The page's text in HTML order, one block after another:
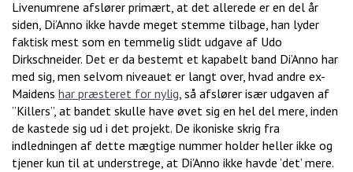
Livenumrene afslører primært, at det allerede er en del år
siden, Di’Anno ikke havde meget stemme tilbage, han lyder
faktisk mest som en temmelig slidt udgave af Udo
Dirkschneider. Det er da bestemt et kapabelt band Di’Anno har
med sig, men selvom niveauet er langt over, hvad andre ex-
Maidens har præsteret for nylig, så afslører især udgaven af
”Killers”, at bandet skulle have øvet sig en hel del mere, inden
de kastede sig ud i det projekt. De ikoniske skrig fra
indledningen af dette mægtige nummer holder heller ikke og
tjener kun til at understrege, at Di’Anno ikke havde ’det’ mere.